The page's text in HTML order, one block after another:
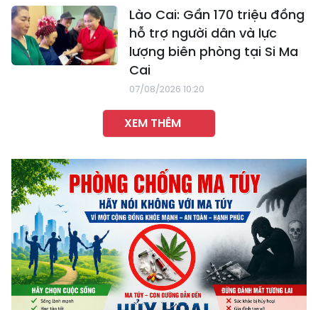
Lào Cai: Gần 170 triệu đồng
hỗ trợ người dân và lực
lượng biên phòng tại Si Ma
Cai
07/08/2026 10:20
XEM THÊM